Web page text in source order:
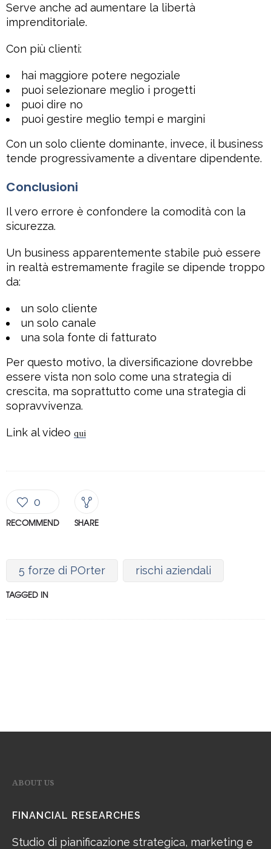
Serve anche ad aumentare la libertà
imprenditoriale.
Con più clienti:
hai maggiore potere negoziale
puoi selezionare meglio i progetti
puoi dire no
puoi gestire meglio tempi e margini
Con un solo cliente dominante, invece, il business
tende progressivamente a diventare dipendente.
Conclusioni
Il vero errore è confondere la comodità con la
sicurezza.
Un business apparentemente stabile può essere
in realtà estremamente fragile se dipende troppo
da:
un solo cliente
un solo canale
una sola fonte di fatturato
Per questo motivo, la diversificazione dovrebbe
essere vista non solo come una strategia di
crescita, ma soprattutto come una strategia di
sopravvivenza.
Link al video qui
0
RECOMMEND SHARE
5 forze di POrter rischi aziendali
TAGGED IN
ABOUT US
FINANCIAL RESEARCHES
Studio di pianificazione strategica, marketing e